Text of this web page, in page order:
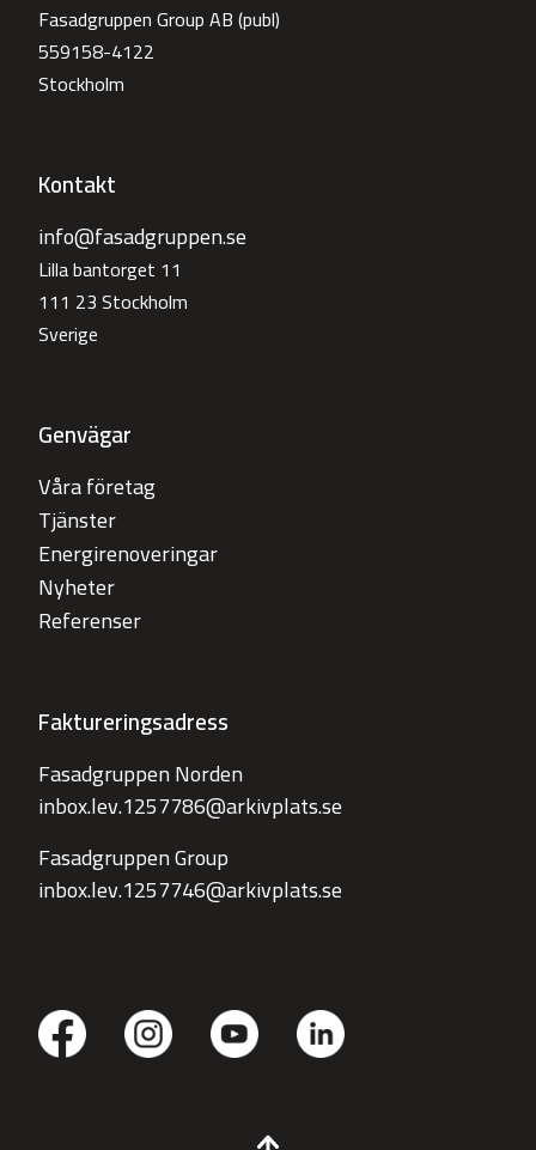
Fasadgruppen Group AB (publ)
559158-4122
Stockholm
Kontakt
info@fasadgruppen.se
Lilla bantorget 11
111 23 Stockholm
Sverige
Genvägar
Våra företag
Tjänster
Energirenoveringar
Nyheter
Referenser
Faktureringsadress
Fasadgruppen Norden
inbox.lev.1257786@arkivplats.se
Fasadgruppen Group
inbox.lev.1257746@arkivplats.se